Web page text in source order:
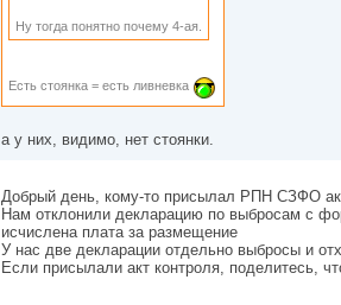
Ну тогда понятно почему 4-ая.
Есть стоянка = есть ливневка
а у них, видимо, нет стоянки.
Добрый день, кому-то присылал РПН СЗФО
Нам отклонили декларацию по выбросам с
исчислена плата за размещение
У нас две декларации отдельно выбросы и
Если присылали акт контроля, поделитесь,